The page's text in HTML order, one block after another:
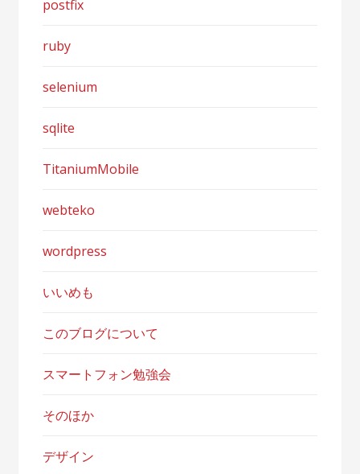
postfix
ruby
selenium
sqlite
TitaniumMobile
webteko
wordpress
いいめも
このブログについて
スマートフォン勉強会
そのほか
デザイン